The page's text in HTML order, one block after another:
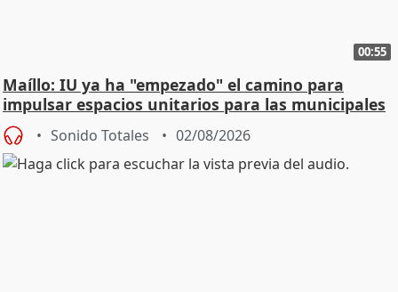
00:55
Maíllo: IU ya ha "empezado" el camino para
impulsar espacios unitarios para las municipales
Sonido Totales 02/08/2026